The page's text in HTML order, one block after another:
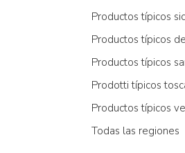
Productos típicos
Productos típicos
Productos típicos
Prodotti típicos
Productos típicos
Todas las regiones